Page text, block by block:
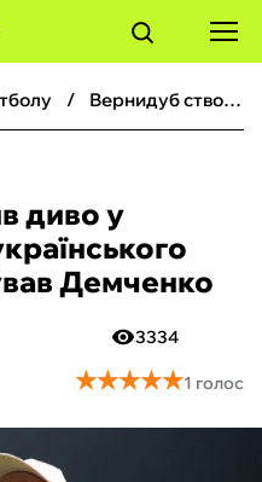
Вернидуб створив диво у Нефтчі: на успіх українського тренера відреагував Демченко
диво у
Демченко
3334
★★★★★
★★★★★1 голос